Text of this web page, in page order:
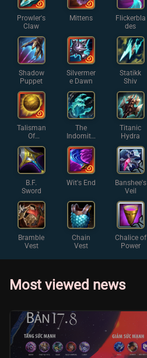
Prowler's
Claw
Mittens
Flickerbla
des
Shadow
Puppet
Silvermer
e Dawn
Statikk
Shiv
Talisman
Of
Ascensio
n
The
Indomita
ble
Titanic
Hydra
B.F.
Sword
Wit's End
Banshee's
Veil
Bramble
Vest
Chain
Vest
Chalice of
Power
Most viewed news